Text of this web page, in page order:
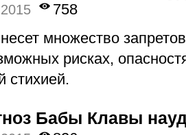
758
множество
рисках,
стихией.
Бабы Клавы